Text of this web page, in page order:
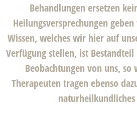
Behandlungen ersetzen
Heilungsversprechungen
Wissen, welches wir hier auf
Verfügung stellen, ist
Beobachtungen von uns,
Therapeuten tragen ebenso
naturheilkundliches